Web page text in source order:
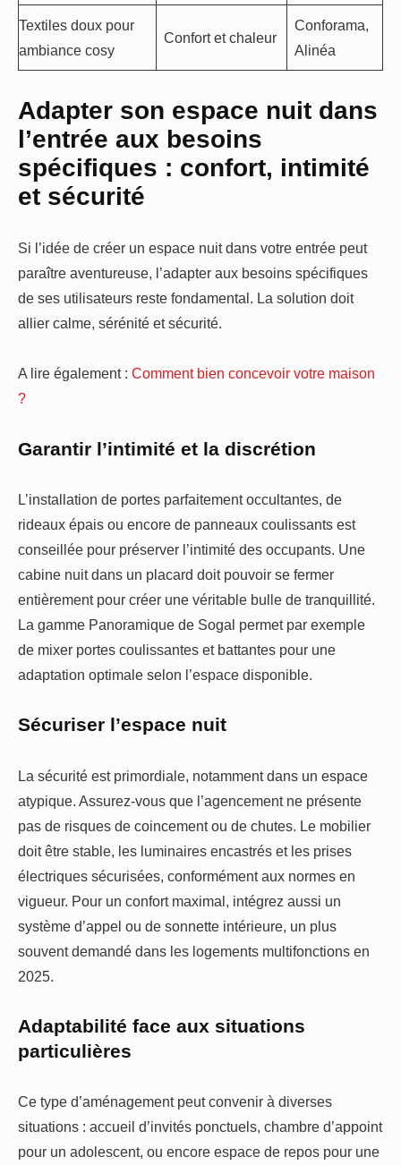
Textiles doux pour
ambiance cosy
Confort et chaleur
Conforama,
Alinéa
Adapter son espace nuit dans
l’entrée aux besoins
spécifiques : confort, intimité
et sécurité
Si l’idée de créer un espace nuit dans votre entrée peut
paraître aventureuse, l’adapter aux besoins spécifiques
de ses utilisateurs reste fondamental. La solution doit
allier calme, sérénité et sécurité.
A lire également : Comment bien concevoir votre maison
?
Garantir l’intimité et la discrétion
L’installation de portes parfaitement occultantes, de
rideaux épais ou encore de panneaux coulissants est
conseillée pour préserver l’intimité des occupants. Une
cabine nuit dans un placard doit pouvoir se fermer
entièrement pour créer une véritable bulle de tranquillité.
La gamme Panoramique de Sogal permet par exemple
de mixer portes coulissantes et battantes pour une
adaptation optimale selon l’espace disponible.
Sécuriser l’espace nuit
La sécurité est primordiale, notamment dans un espace
atypique. Assurez-vous que l’agencement ne présente
pas de risques de coincement ou de chutes. Le mobilier
doit être stable, les luminaires encastrés et les prises
électriques sécurisées, conformément aux normes en
vigueur. Pour un confort maximal, intégrez aussi un
système d’appel ou de sonnette intérieure, un plus
souvent demandé dans les logements multifonctions en
2025.
Adaptabilité face aux situations
particulières
Ce type d’aménagement peut convenir à diverses
situations : accueil d’invités ponctuels, chambre d’appoint
pour un adolescent, ou encore espace de repos pour une